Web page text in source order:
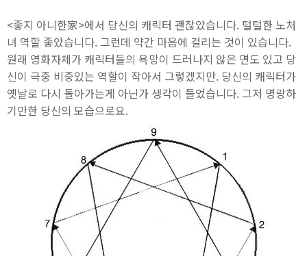
<좋지 아니한家>에서 당신의 캐릭터 괜찮았습니다. 털털한 노처
녀 역할 좋았습니다. 그런데 약간 마음에 걸리는 것이 있습니다.
원래 영화자체가 캐릭터들의 욕망이 드러나지 않은 면도 있고 당
신이 극중 비중있는 역할이 작아서 그렇겠지만. 당신의 캐릭터가
옛날로 다시 돌아가는게 아닌가 생각이 들었습니다. 그저 명랑하
기만한 당신의 모습으로요.